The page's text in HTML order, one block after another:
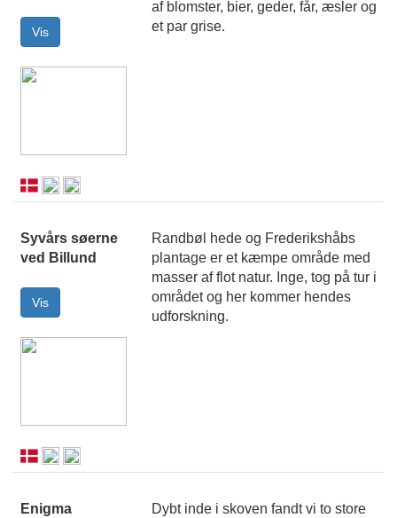
af blomster, bier, geder, får, æsler og
et par grise.
Syvårs søerne
ved Billund
Randbøl hede og Frederikshåbs
plantage er et kæmpe område med
masser af flot natur. Inge, tog på tur i
området og her kommer hendes
udforskning.
Enigma
Dybt inde i skoven fandt vi to store